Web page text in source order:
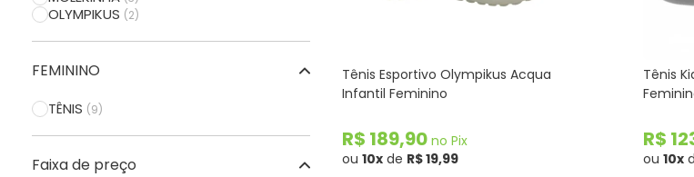
OLYMPIKUS (2)
FEMININO
TÊNIS (9)
Faixa de preço
Tênis Esportivo Olympikus Acqua
Infantil Feminino
R$ 189,90 no Pix
ou 10xde R$ 19,99
Tênis
R$
ou 10x